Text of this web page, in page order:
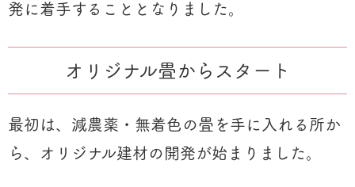
発に着手することとなりました。
オリジナル畳からスタート
最初は、減農薬・無着色の畳を手に入れる所か
ら、オリジナル建材の開発が始まりました。